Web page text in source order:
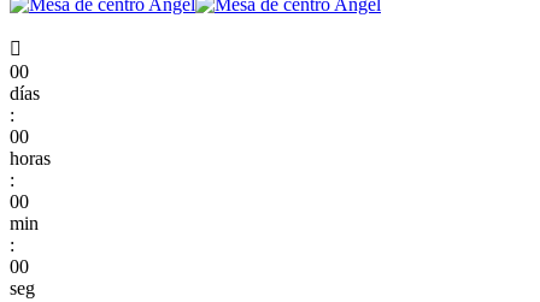

00
días
:
00
horas
:
00
min
:
00
seg